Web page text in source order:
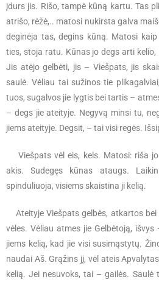
įdurs jis. Rišo, tampė kūną kartu. Tas
atrišo, rėžė,.. matosi nukirsta galva
deginėja tas, degins kūną. Matosi
ties, stoja ratu. Kūnas jo degs arti
Jis atėjo gelbėti, jis – Viešpats, jis
saulė. Vėliau tai sužinos tie
tuos, sugalvos jie lygtis bei tartis –
– degs jie ateityje. Negyvą minsi tu,
jiems ateityje. Degsit, – tai visi regės.
Viešpats vėl eis, kels. Matosi: riša
akis. Sudegęs kūnas ataugs.
spinduliuoja, visiems skaistina ji kelią.
Ateityje Viešpats gelbės, atkartos bei
vėles. Vėliau atmes jie Gelbėtoją,
jiems kelią, kad jie visi susimąstytų.
naudai Aš. Grąžins jį, vėl ateis
kelią. Jei nesuvoks, tai – gailės.